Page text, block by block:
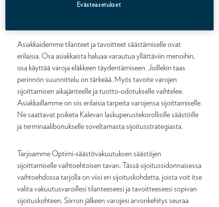
niiden tuottamaa ylijäämää mahdollisimman
Asiakkaidemme tilanteet ja tavoitteet säästämiselle ovat
erilaisia. Osa asiakkaista haluaa varautua yllättäviin menoihin,
osa käyttää varoja eläkkeen täydentämiseen. Joillekin taas
perinnön suunnittelu on tärkeää. Myös tavoite varojen
sijoittamisen aikajänteelle ja tuotto-odotukselle vaihtelee.
Asiakkaillamme on siis erilaisia tarpeita varojensa sijoittamiselle.
Ne saattavat poiketa Kalevan laskuperustekorollisille säästöille
ja terminaalibonukselle soveltamasta sijoitusstrategiasta.
Tarjoamme Optimi-säästövakuutuksen säästöjen
sijoittamiselle vaihtoehtoisen tavan. Tässä sijoitussidonnaisessa
vaihtoehdossa tarjolla on viisi eri sijoituskohdetta, joista voit itse
valita vakuutusvaroillesi tilanteeseesi ja tavoitteeseesi sopivan
sijoituskohteen. Siirron jälkeen varojesi arvonkehitys seuraa
Evästeasetukset